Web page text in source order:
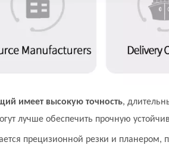
имеет высокую точность,
лучше обеспечить прочную
прецизионной резки и планером,